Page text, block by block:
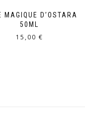
MAGIQUE D’OSTARA
50ML
15,00 €